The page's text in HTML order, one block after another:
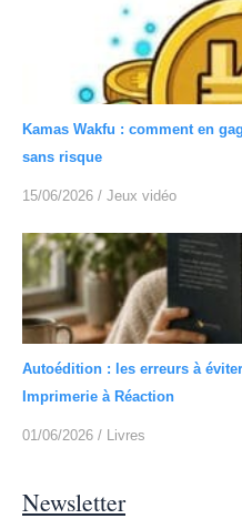
Kamas Wakfu : comment en
sans risque
15/06/2026 / Jeux vidéo
Autoédition : les erreurs à
Imprimerie à Réaction
01/06/2026 / Livres
Newsletter